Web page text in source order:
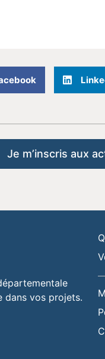
Je m’inscris aux
dans vos projets.